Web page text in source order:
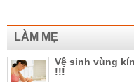
LÀM MẸ
Vệ sinh vùng
!!!